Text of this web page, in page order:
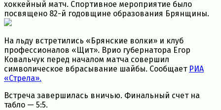
хоккейный матч. Спортивное мероприятие было
посвящено 82-й годовщине образования Брянщины.
На льду встретились «Брянские волки» и клуб
профессионалов «Щит». Врио губернатора Егор
Ковальчук перед началом матча совершил
символическое вбрасывание шайбы. Сообщает РИА
«Стрела».
Встреча завершилась вничью. Финальный счет на
табло — 5:5.